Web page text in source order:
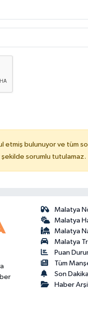
etmiş bulunuyor ve tüm
sorumlu tutulamaz.
Malatya
Malatya
Malatya
Malatya
Puan
Tüm
Son
Haber